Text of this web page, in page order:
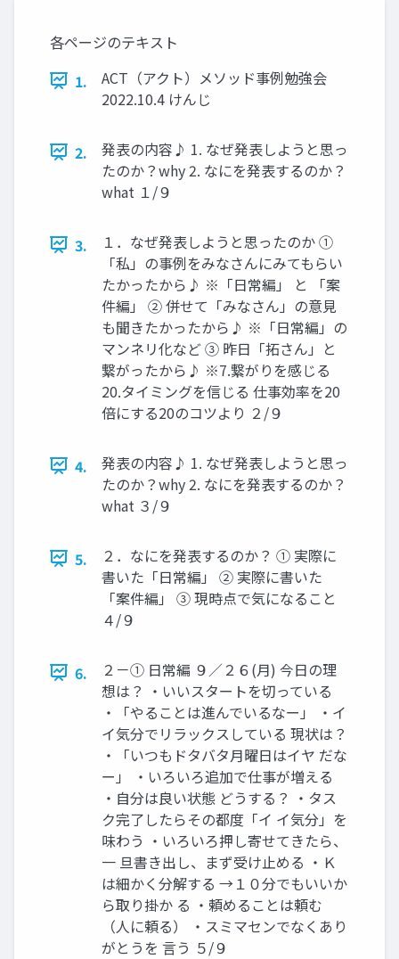
各ページのテキスト
1.
ACT（アクト）メソッド事例勉強会
2022.10.4 けんじ
2.
発表の内容♪ 1. なぜ発表しようと思っ
たのか？why 2. なにを発表するのか？
what １/９
3.
１．なぜ発表しようと思ったのか ①
「私」の事例をみなさんにみてもらい
たかったから♪ ※「日常編」 と 「案
件編」 ② 併せて「みなさん」の意見
も聞きたかったから♪ ※「日常編」の
マンネリ化など ③ 昨日「拓さん」と
繋がったから♪ ※7.繋がりを感じる
20.タイミングを信じる 仕事効率を20
倍にする20のコツより ２/９
4.
発表の内容♪ 1. なぜ発表しようと思っ
たのか？why 2. なにを発表するのか？
what ３/９
5.
２．なにを発表するのか？ ① 実際に
書いた「日常編」 ② 実際に書いた
「案件編」 ③ 現時点で気になること
４/９
6.
２－① 日常編 ９／２６(月) 今日の理
想は？ ・いいスタートを切っている
・「やることは進んでいるなー」 ・イ
イ気分でリラックスしている 現状は？
・「いつもドタバタ月曜日はイヤ だな
ー」 ・いろいろ追加で仕事が増える
・自分は良い状態 どうする？ ・タス
ク完了したらその都度「イ イ気分」を
味わう ・いろいろ押し寄せてきたら、
一 旦書き出し、まず受け止める ・Ｋ
は細かく分解する →１０分でもいいか
ら取り掛か る ・頼めることは頼む
（人に頼る） ・スミマセンでなくあり
がとうを 言う ５/９